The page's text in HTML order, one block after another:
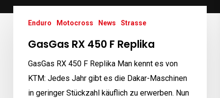
Replika
Enduro Motocross News Strasse
GasGas RX 450 F Replika
GasGas RX 450 F Replika Man kennt es von
KTM: Jedes Jahr gibt es die Dakar-Maschinen
in geringer Stückzahl käuflich zu erwerben. Nun